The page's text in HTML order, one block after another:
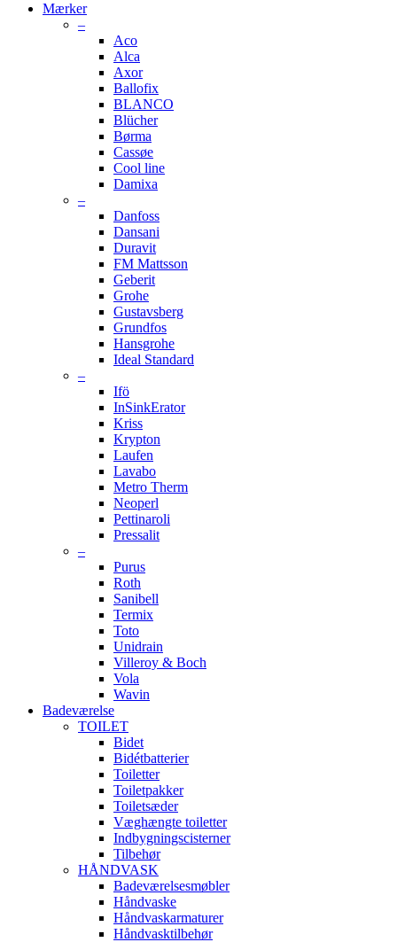
Mærker
–
Aco
Alca
Axor
Ballofix
BLANCO
Blücher
Børma
Cassøe
Cool line
Damixa
–
Danfoss
Dansani
Duravit
FM Mattsson
Geberit
Grohe
Gustavsberg
Grundfos
Hansgrohe
Ideal Standard
–
Ifö
InSinkErator
Kriss
Krypton
Laufen
Lavabo
Metro Therm
Neoperl
Pettinaroli
Pressalit
–
Purus
Roth
Sanibell
Termix
Toto
Unidrain
Villeroy & Boch
Vola
Wavin
Badeværelse
TOILET
Bidet
Bidétbatterier
Toiletter
Toiletpakker
Toiletsæder
Væghængte toiletter
Indbygningscisterner
Tilbehør
HÅNDVASK
Badeværelsesmøbler
Håndvaske
Håndvaskarmaturer
Håndvasktilbehør